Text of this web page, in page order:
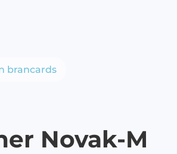
brancards
Novak-M